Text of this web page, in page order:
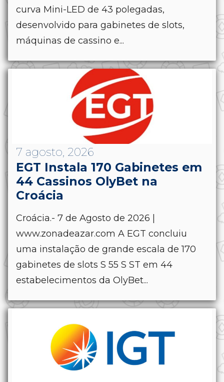
curva Mini-LED de 43 polegadas,
desenvolvido para gabinetes de slots,
máquinas de cassino e...
7 agosto, 2026
EGT Instala 170 Gabinetes em
44 Cassinos OlyBet na
Croácia
Croácia.- 7 de Agosto de 2026 |
www.zonadeazar.com A EGT concluiu
uma instalação de grande escala de 170
gabinetes de slots S 55 S ST em 44
estabelecimentos da OlyBet...